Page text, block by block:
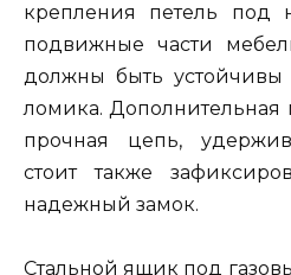
крепления петель под
подвижные части
должны быть
ломика. Дополнительная
прочная цепь,
стоит также
надежный замок.
Стальной ящик под